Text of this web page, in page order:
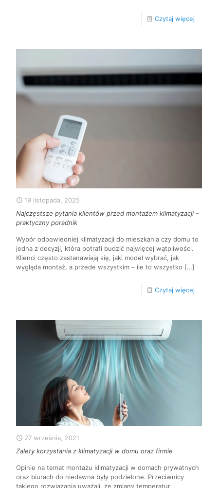
Czytaj więcej
19 listopada, 2025
Najczęstsze pytania klientów przed montażem klimatyzacji –
praktyczny poradnik
Wybór odpowiedniej klimatyzacji do mieszkania czy domu to
jedna z decyzji, która potrafi budzić najwięcej wątpliwości.
Klienci często zastanawiają się, jaki model wybrać, jak
wygląda montaż, a przede wszystkim – ile to wszystko […]
Czytaj więcej
27 września, 2021
Zalety korzystania z klimatyzacji w domu oraz firmie
Opinie na temat montażu klimatyzacji w domach prywatnych
oraz biurach do niedawna były podzielone. Przeciwnicy
takiego rozwiązania uważali, że zmiany temperatur